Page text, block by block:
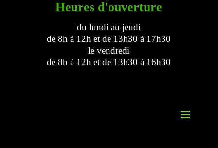
Heures d'ouverture
du lundi au jeudi
de 8h à 12h et de 13h30 à 17h30
le vendredi
de 8h à 12h et de 13h30 à 16h30